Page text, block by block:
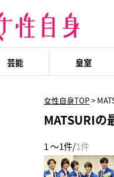
芸能 皇室
女性自身TOP>
MATSURIの
1 ～1件/1件